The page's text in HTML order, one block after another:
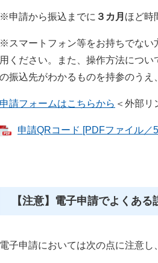
※申請から振込までに ３カ月 ほど時
※スマートフォン等をお持ちでない
用ください。また、操作方法につ
の振込先がわかるものを持参のうえ
申請フォームはこちらから ＜外部リ
申請QRコード [PDFファイル／
【注意】電子申請でよくある
電子申請においては次の点に注意し